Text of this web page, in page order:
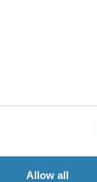
Allow all
WB